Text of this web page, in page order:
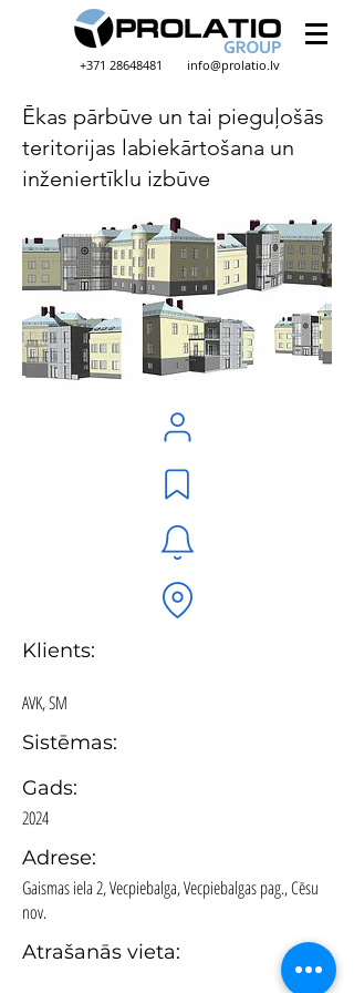
+371 28648481 info@prolatio.lv
Ēkas pārbūve un tai pieguļošās
teritorijas labiekārtošana un
inženiertīklu izbūve
Klients:
AVK, SM
Sistēmas:
Gads:
2024
Adrese:
Gaismas iela 2, Vecpiebalga, Vecpiebalgas pag., Cēsu
nov.
Atrašanās vieta: